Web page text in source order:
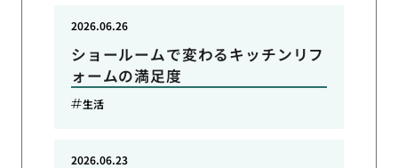
ショールームで変わるキッチンリフ
ォームの満足度
2026.06.26
生活
2026.06.23